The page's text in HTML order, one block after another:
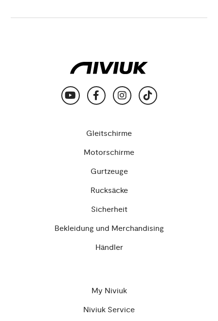
Gleitschirme
Motorschirme
Gurtzeuge
Rucksäcke
Sicherheit
Bekleidung und Merchandising
Händler
My Niviuk
Niviuk Service